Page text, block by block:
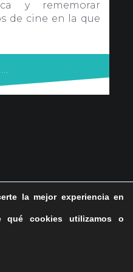
y rememorar
de cine en la que
la mejor experiencia en
qué cookies utilizamos o